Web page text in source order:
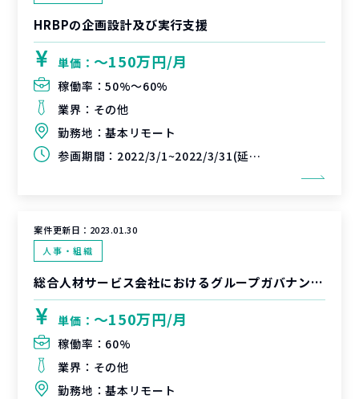
HRBPの企画設計及び実行支援
単価： 〜150万円/月
稼働率：50%〜60%
業界： その他
勤務地：基本リモート
参画期間： 2022/3/1~2022/3/31(延長可能性あり)
案件更新日： 2023.01.30
人事・組織
総合人材サービス会社におけるグループガバナンス強化に向けた戦略検討
単価： 〜150万円/月
稼働率： 60%
業界： その他
勤務地：基本リモート